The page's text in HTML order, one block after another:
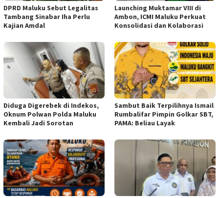
DPRD Maluku Sebut Legalitas
Tambang Sinabar Iha Perlu
Kajian Amdal
Launching Muktamar VIII di
Ambon, ICMI Maluku Perkuat
Konsolidasi dan Kolaborasi
Diduga Digerebek di Indekos,
Oknum Polwan Polda Maluku
Kembali Jadi Sorotan
Sambut Baik Terpilihnya Ismail
Rumbalifar Pimpin Golkar SBT,
PAMA: Beliau Layak